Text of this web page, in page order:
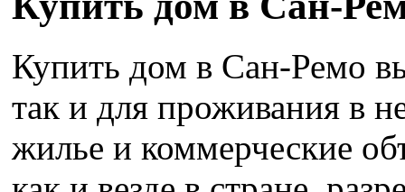
Купить дом в Сан-Ремо
так и для проживания в
жилье и коммерческие